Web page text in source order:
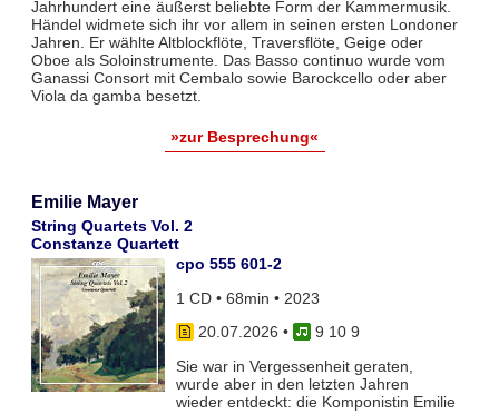
Jahrhundert eine äußerst beliebte Form der Kammermusik.
Händel widmete sich ihr vor allem in seinen ersten Londoner
Jahren. Er wählte Altblockflöte, Traversflöte, Geige oder
Oboe als Soloinstrumente. Das Basso continuo wurde vom
Ganassi Consort mit Cembalo sowie Barockcello oder aber
Viola da gamba besetzt.
»zur Besprechung«
Emilie Mayer
String Quartets Vol. 2
Constanze Quartett
cpo 555 601-2
1 CD • 68min • 2023
20.07.2026 •
9 10 9
Sie war in Vergessenheit geraten,
wurde aber in den letzten Jahren
wieder entdeckt: die Komponistin Emilie